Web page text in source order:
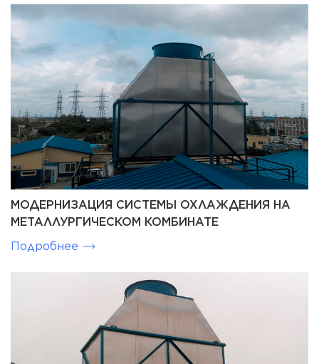
МОДЕРНИЗАЦИЯ СИСТЕМЫ ОХЛАЖДЕНИЯ НА
МЕТАЛЛУРГИЧЕСКОМ КОМБИНАТЕ
Подробнее